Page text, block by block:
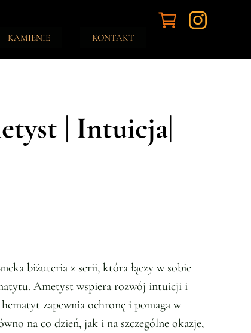
KAMIENIE KONTAKT
| Intuicja|
biżuteria z serii, która łączy w sobie
Ametyst wspiera rozwój intuicji i
zapewnia ochronę i pomaga w
na co dzień, jak i na szczególne okazje,